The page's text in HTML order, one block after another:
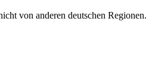
von anderen deutschen Regionen.